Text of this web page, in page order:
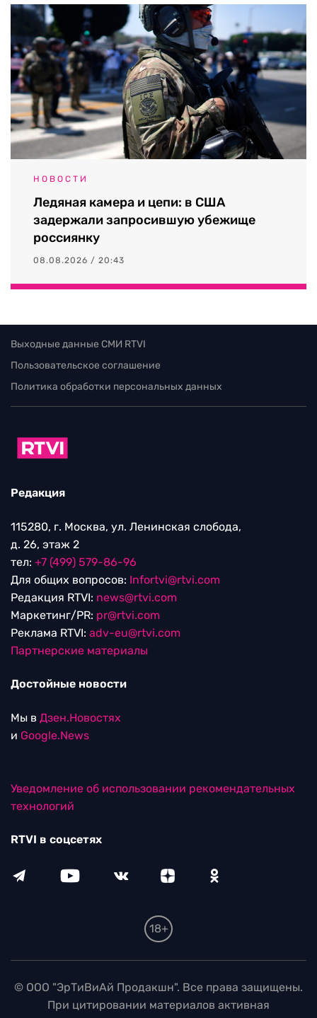
НОВОСТИ
Ледяная камера и цепи: в США
задержали запросившую убежище
россиянку
08.08.2026 / 20:43
Выходные данные СМИ RTVI
Пользовательское соглашение
Политика обработки персональных данных
Редакция
115280, г. Москва, ул. Ленинская слобода,
д. 26, этаж 2
тел: +7 (499) 579-86-96
Для общих вопросов: Infortvi@rtvi.com
Редакция RTVI: news@rtvi.com
Маркетинг/PR: pr@rtvi.com
Реклама RTVI: adv-eu@rtvi.com
Партнерские материалы
Достойные новости
Мы в Дзен.Новостях
и Google.News
Уведомление об использовании рекомендательных
технологий
RTVI в соцсетях
18+
© ООО "ЭрТиВиАй Продакшн". Все права защищены.
При цитировании материалов активная